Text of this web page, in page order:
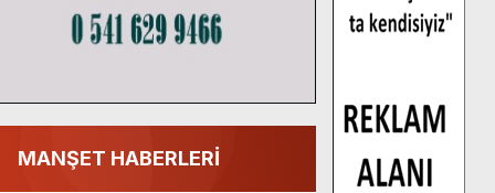
MANŞET HABERLERİ